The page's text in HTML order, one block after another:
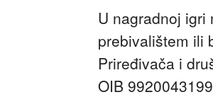
U nagradnoj
prebivalištem ili
Priređivača i
OIB